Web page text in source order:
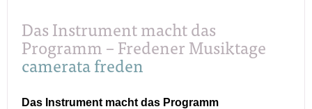
Das Instrument macht das
Programm – Fredener Musiktage
camerata freden
Das Instrument macht das Programm